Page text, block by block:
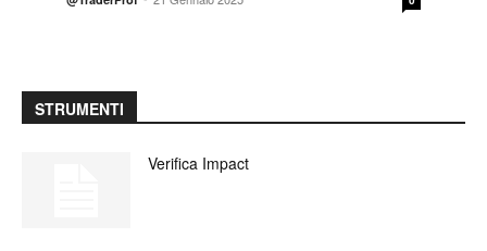
STRUMENTI
Verifica Impact